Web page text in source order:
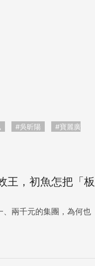
#吳昕陽
#寶麗廣
王，初魚怎把「板
兩千元的集團，為何也